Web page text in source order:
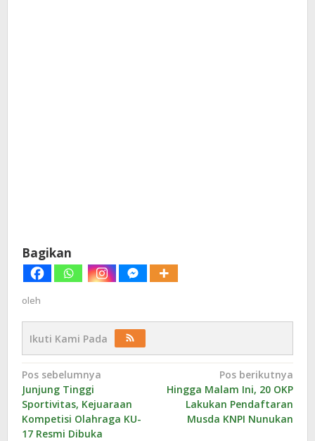
Bagikan
oleh
Ikuti Kami Pada
Navigasi
pos
Pos sebelumnya
Junjung Tinggi
Sportivitas, Kejuaraan
Kompetisi Olahraga KU-
17 Resmi Dibuka
Pos berikutnya
Hingga Malam Ini, 20 OKP
Lakukan Pendaftaran
Musda KNPI Nunukan